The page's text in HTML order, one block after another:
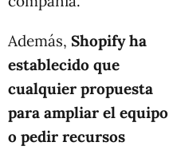
Además, Shopify ha
establecido que
cualquier propuesta
para ampliar el equipo
o pedir recursos